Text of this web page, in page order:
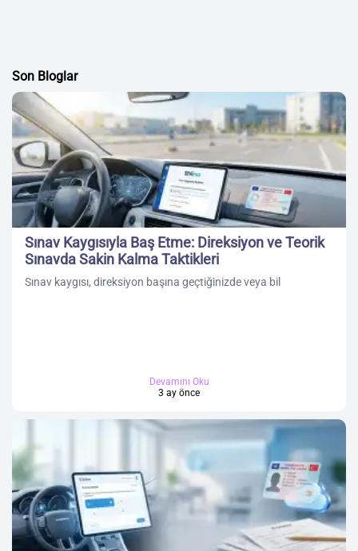
Son Bloglar
Sınav Kaygısıyla Baş Etme: Direksiyon ve Teorik
Sınavda Sakin Kalma Taktikleri
Sınav kaygısı, direksiyon başına geçtiğinizde veya bil
Devamını Oku
3 ay önce